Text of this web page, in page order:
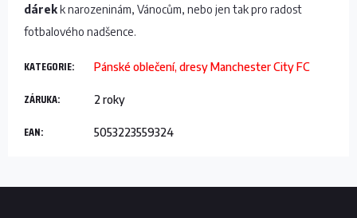
dárekk narozeninám, Vánocům, nebo jen tak pro radost
fotbalového nadšence.
KATEGORIE: Pánské oblečení, dresy Manchester City FC
ZÁRUKA: 2 roky
EAN: 5053223559324
Z